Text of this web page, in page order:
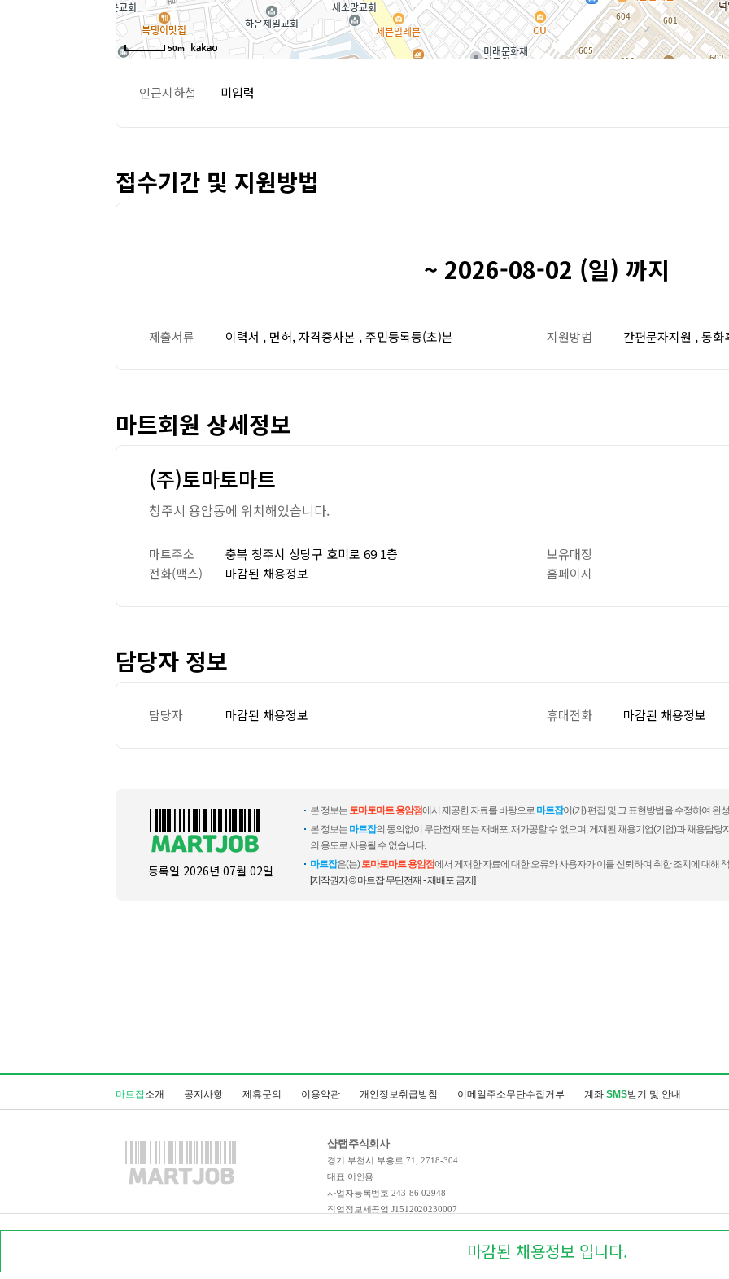
50m
인근지하철 미입력
접수기간 및 지원방법
~ 2026-08-02 (일) 까지
제출서류 이력서 , 면허, 자격증사본 , 주민등록등(초)본 지원방법 간편문자지원 , 통화
마트회원 상세정보
(주)토마토마트
청주시 용암동에 위치해있습니다.
마트주소 충북 청주시 상당구 호미로 69 1층
보유매장
전화(팩스)
마감된 채용정보 홈페이지
담당자 정보
담당자 마감된 채용정보 휴대전화 마감된 채용정보
등록일 2026년 07월 02일
본 정보는 토마토마트 용암점에서 제공한 자료를 바탕으로 마트잡이(가) 편집 및 그 표현방법을 수정하여 완
본 정보는 마트잡의 동의없이 무단전재 또는 재배포, 재가공할 수 없으며, 게재된 채용기업(기업)과 채용담당
의 용도로 사용될 수 없습니다.
마트잡은(는)토마토마트 용암점에서 게재한 자료에 대한 오류와 사용자가 이를 신뢰하여 취한 조치에 대해
[저작권자 © 마트잡 무단전재 - 재배포 금지]
마감된 채용정보 입니다.
마트잡소개 공지사항 제휴문의 이용약관 개인정보취급방침 이메일주소무단수집거부 계좌 SMS받기 및 안내
샵랩주식회사
경기 부천시 부흥로 71, 2718-304
대표 이인용
사업자등록번호 243-86-02948
직업정보제공업 J1512020230007
Corp. All Right Reserved.